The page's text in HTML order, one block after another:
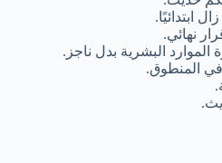
ابتدائيًا.
نهائي.
الموارد البشرية بدل ناجز.
في المنطوق.